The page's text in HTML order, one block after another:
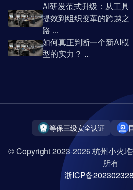
AI研发范式升级：从工具
提效到组织变革的跨越之
路 ...
如何真正判断一个新AI模
型的实力？ ...
等保三级安全认证
© Copyright 2023-2026 杭州小火
所有
浙ICP备